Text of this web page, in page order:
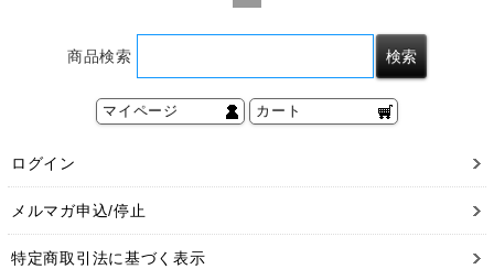
商品検索
マイページ カート
ログイン
メルマガ申込/停止
特定商取引法に基づく表示